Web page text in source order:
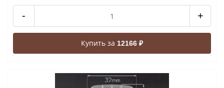
- +
Купить за 12166 ₽